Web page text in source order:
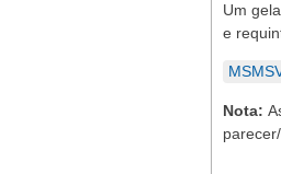
Um
e
Nota: